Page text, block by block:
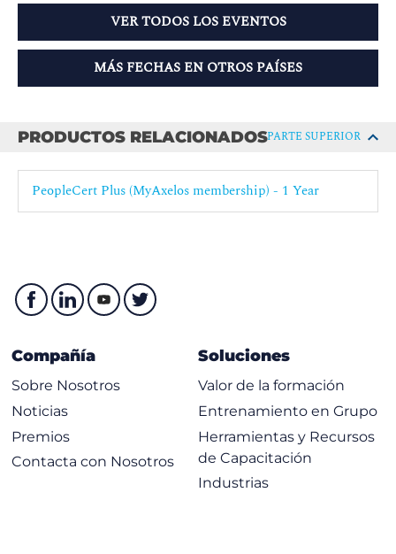
VER TODOS LOS EVENTOS
MÁS FECHAS EN OTROS PAÍSES
PRODUCTOS RELACIONADOSPARTE SUPERIOR
PeopleCert Plus (MyAxelos membership) - 1 Year
Compañía
Sobre Nosotros
Noticias
Premios
Contacta con Nosotros
Soluciones
Valor de la formación
Entrenamiento en Grupo
Herramientas y Recursos
de Capacitación
Industrias